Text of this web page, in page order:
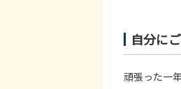
自分に
頑張った一